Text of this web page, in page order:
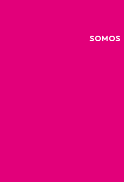
SOMOS